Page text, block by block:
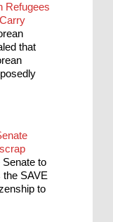
Refugees
that
to
SAVE
to